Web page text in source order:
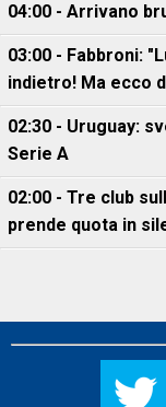
04:00 - Arrivano
03:00 - Fabbroni:
indietro! Ma ecco
02:30 - Uruguay:
Serie A
02:00 - Tre club
prende quota in